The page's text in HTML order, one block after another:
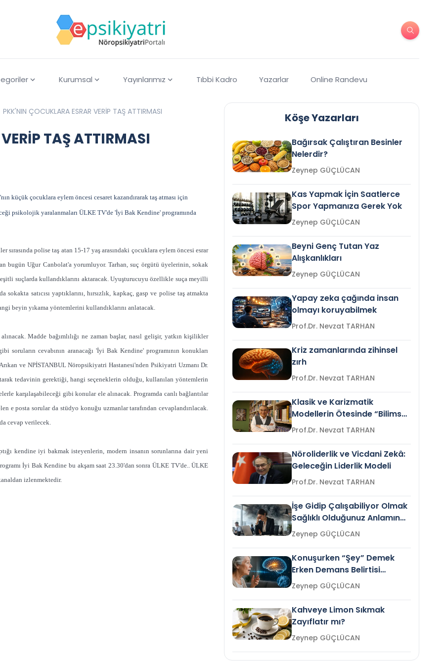
Kurumsal Yayınlarımız Tıbbi Kadro Yazarlar Online Randevu
PKK'NIN ÇOCUKLARA ESRAR VERİP TAŞ ATTIRMASI
TAŞ ATTIRMASI
küçük çocuklara eylem öncesi cesaret kazandırarak taş atması için
psikolojik yaralanmaları ÜLKE TV'de 'İyi Bak Kendine' programında
polise taş atan 15-17 yaş arasındaki çocuklara eylem öncesi esrar
bugün Uğur Canbolat'a yorumluyor. Tarhan, suç örgütü üyelerinin, sokak
suçlarda kullandıklarını aktaracak. Uyuşturucuyu özellikle suça meyilli
satıcısı yaptıklarını, hırsızlık, kapkaç, gasp ve polise taş atmakta
beyin yıkama yöntemlerini kullandıklarını anlatacak.
Madde bağımlılığı ne zaman başlar, nasıl gelişir, yatkın kişilikler
cevabının aranacağı 'İyi Bak Kendine' programının konukları
ve NPİSTANBUL Nöropsikiyatri Hastanesi'nden Psikiyatri Uzmanı Dr.
tedavinin gerektiği, hangi seçeneklerin olduğu, kullanılan yöntemlerin
karşılaşabileceği gibi konular ele alınacak. Programda canlı bağlantılar
e posta sorular da stüdyo konuğu uzmanlar tarafından cevaplandırılacak.
cevap verilecek.
kendine iyi bakmak isteyenlerin, modern insanın sorunlarına dair yeni
İyi Bak Kendine bu akşam saat 23.30'dan sonra ÜLKE TV'de.. ÜLKE
izlenmektedir.
Köşe Yazarları
Bağırsak Çalıştıran Besinler
Nelerdir?
Zeynep GÜÇLÜCAN
Kas Yapmak İçin Saatlerce
Spor Yapmanıza Gerek Yok
Zeynep GÜÇLÜCAN
Beyni Genç Tutan Yaz
Alışkanlıkları
Zeynep GÜÇLÜCAN
Yapay zeka çağında insan
olmayı koruyabilmek
Prof.Dr. Nevzat TARHAN
Kriz zamanlarında zihinsel
zırh
Prof.Dr. Nevzat TARHAN
Klasik ve Karizmatik
Modellerin Ötesinde “Bilimsel
Liderlik”
Prof.Dr. Nevzat TARHAN
Nöroliderlik ve Vicdani Zekâ:
Geleceğin Liderlik Modeli
Prof.Dr. Nevzat TARHAN
İşe Gidip Çalışabiliyor Olmak
Sağlıklı Olduğunuz Anlamına
Gelir mi?Zeynep GÜÇLÜCAN
Konuşurken “Şey” Demek
Erken Demans Belirtisi
Olabilir mi?Zeynep GÜÇLÜCAN
Kahveye Limon Sıkmak
Zayıflatır mı?
Zeynep GÜÇLÜCAN